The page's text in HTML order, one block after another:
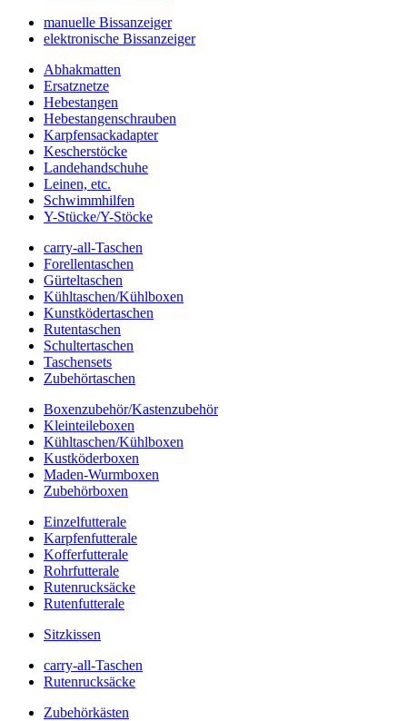
manuelle Bissanzeiger
elektronische Bissanzeiger
Abhakmatten
Ersatznetze
Hebestangen
Hebestangenschrauben
Karpfensackadapter
Kescherstöcke
Landehandschuhe
Leinen, etc.
Schwimmhilfen
Y-Stücke/Y-Stöcke
carry-all-Taschen
Forellentaschen
Gürteltaschen
Kühltaschen/Kühlboxen
Kunstködertaschen
Rutentaschen
Schultertaschen
Taschensets
Zubehörtaschen
Boxenzubehör/Kastenzubehör
Kleinteileboxen
Kühltaschen/Kühlboxen
Kustköderboxen
Maden-Wurmboxen
Zubehörboxen
Einzelfutterale
Karpfenfutterale
Kofferfutterale
Rohrfutterale
Rutenrucksäcke
Rutenfutterale
Sitzkissen
carry-all-Taschen
Rutenrucksäcke
Zubehörkästen